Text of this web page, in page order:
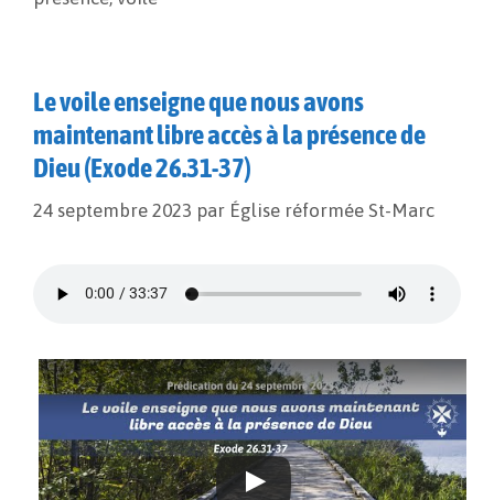
Le voile enseigne que nous avons
maintenant libre accès à la présence de
Dieu (Exode 26.31-37)
24 septembre 2023 par Église réformée St-Marc